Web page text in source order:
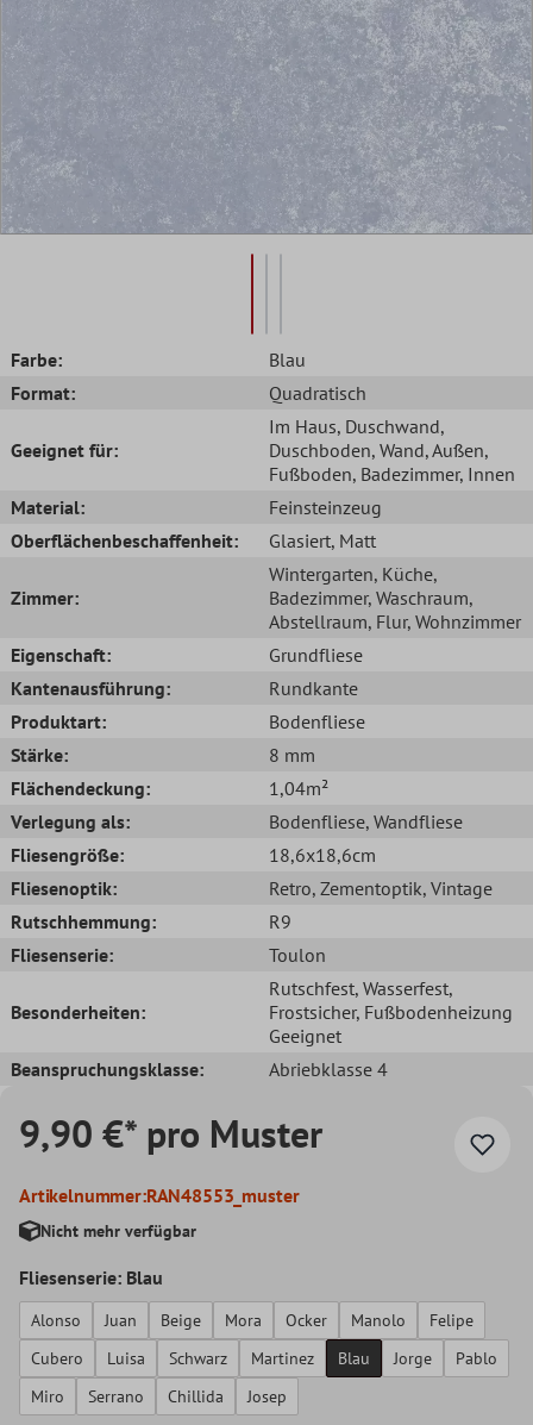
Farbe:
Blau
Format:
Quadratisch
Geeignet für:
Im Haus, Duschwand,
Duschboden, Wand, Außen,
Fußboden, Badezimmer, Innen
Material:
Feinsteinzeug
Oberflächenbeschaffenheit:
Glasiert, Matt
Zimmer:
Wintergarten, Küche,
Badezimmer, Waschraum,
Abstellraum, Flur, Wohnzimmer
Eigenschaft:
Grundfliese
Kantenausführung:
Rundkante
Produktart:
Bodenfliese
Stärke:
8 mm
Flächendeckung:
1,04m²
Verlegung als:
Bodenfliese, Wandfliese
Fliesengröße:
18,6x18,6cm
Fliesenoptik:
Retro, Zementoptik, Vintage
Rutschhemmung:
R9
Fliesenserie:
Toulon
Besonderheiten:
Rutschfest, Wasserfest,
Frostsicher, Fußbodenheizung
Geeignet
Beanspruchungsklasse:
Abriebklasse 4
9,90 €* pro Muster
Artikelnummer:RAN48553_muster
Nicht mehr verfügbar
Fliesenserie: Blau
Alonso Juan Beige Mora Ocker Manolo
Felipe
Cubero
Luisa Schwarz Martinez Blau Jorge
Pablo
Miro
Serrano Chillida Josep